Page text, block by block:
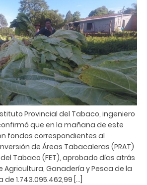
Provincial del Tabaco, ingeniero
que en la mañana de este
fondos correspondientes al
de Áreas Tabacaleras (PRAT)
Tabaco (FET), aprobado días atrás
Agricultura, Ganadería y Pesca de la
1.743.095.462,99 […]